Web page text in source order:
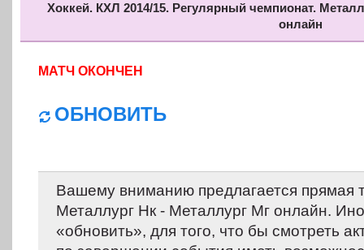
Хоккей. КХЛ 2014/15. Регулярный чемпионат.
онлайн
МАТЧ ОКОНЧЕН
ОБНОВИТЬ
Вашему вниманию предлагается прямая
Металлург Нк - Металлург Мг онлайн.
«обновить», для того, что бы смотреть